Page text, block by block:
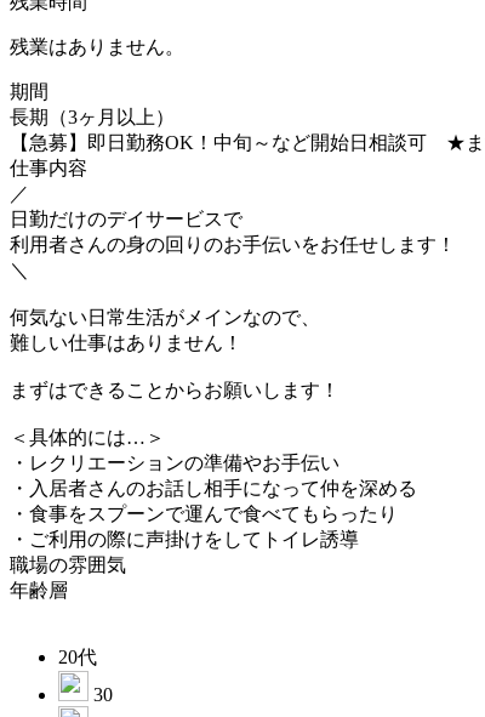
残業はありません。
期間
長期（3ヶ月以上）
【急募】即日勤務OK！中旬～など開始日相談可 ★
仕事内容
／
日勤だけのデイサービスで
利用者さんの身の回りのお手伝いをお任せします！
＼
何気ない日常生活がメインなので、
難しい仕事はありません！
まずはできることからお願いします！
＜具体的には…＞
・レクリエーションの準備やお手伝い
・入居者さんのお話し相手になって仲を深める
・食事をスプーンで運んで食べてもらったり
・ご利用の際に声掛けをしてトイレ誘導
職場の雰囲気
年齢層
20代
30